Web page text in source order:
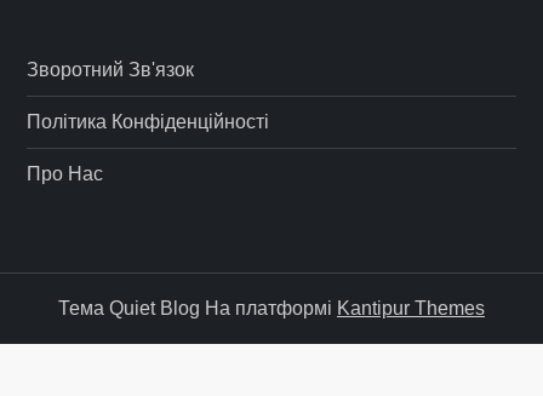
Зворотний Зв'язок
Політика Конфіденційності
Про Нас
Тема Quiet Blog На платформі Kantipur Themes